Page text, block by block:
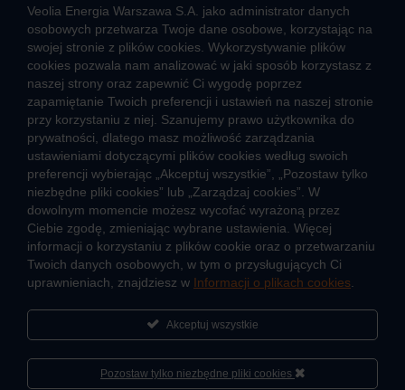
CIEPŁO SYSTEMOWE
Zalety ciepła systemowego
Pomyśl ciepło o lokatorach – nie wyłączaj węzła!
TARYFY I CENNIKI
Cennik usług zewnętrznych i opłat dodatkowych
Taryfy dla ciepła
JAK POWSTAJE CIEPŁO
Mapa sieci ciepłowniczej
Veolia Energia Warszawa S.A. jako administrator danych
osobowych przetwarza Twoje dane osobowe, korzystając na
swojej stronie z plików cookies. Wykorzystywanie plików
cookies pozwala nam analizować w jaki sposób korzystasz z
naszej strony oraz zapewnić Ci wygodę poprzez
zapamiętanie Twoich preferencji i ustawień na naszej stronie
przy korzystaniu z niej. Szanujemy prawo użytkownika do
prywatności, dlatego masz możliwość zarządzania
ustawieniami dotyczącymi plików cookies według swoich
preferencji wybierając „Akceptuj wszystkie”, „Pozostaw tylko
niezbędne pliki cookies” lub „Zarządzaj cookies”. W
dowolnym momencie możesz wycofać wyrażoną przez
Ciebie zgodę, zmieniając wybrane ustawienia. Więcej
informacji o korzystaniu z plików cookie oraz o przetwarzaniu
Twoich danych osobowych, w tym o przysługujących Ci
uprawnieniach, znajdziesz w Informacji o plikach cookies
Akceptuj wszystkie
Pozostaw tylko niezbędne pliki cookies